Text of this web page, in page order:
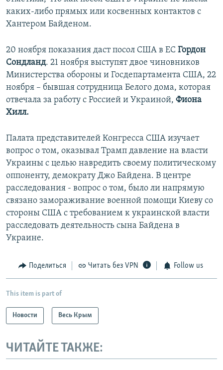
каких-либо прямых или косвенных контактов с
Хантером Байденом.
20 ноября показания даст посол США в ЕС Гордон
Сондланд. 21 ноября выступят двое чиновников
Министерства обороны и Госдепартамента США, 22
ноября – бывшая сотрудница Белого дома, которая
отвечала за работу с Россией и Украиной, Фиона
Хилл.
Палата представителей Конгресса США изучает
вопрос о том, оказывал Трамп давление на власти
Украины с целью навредить своему политическому
оппоненту, демократу Джо Байдена. В центре
расследования - вопрос о том, было ли напрямую
связано замораживание военной помощи Киеву со
стороны США с требованием к украинской власти
расследовать деятельность сына Байдена в
Украине.
Поделиться Читать без VPN Follow us
This item is part of
Новости Весь Крым
ЧИТАЙТЕ ТАКЖЕ: